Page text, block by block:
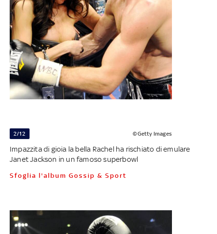
2/12 ©Getty Images
Impazzita di gioia la bella Rachel ha rischiato di emulare
Janet Jackson in un famoso superbowl
Sfoglia l'album Gossip & Sport